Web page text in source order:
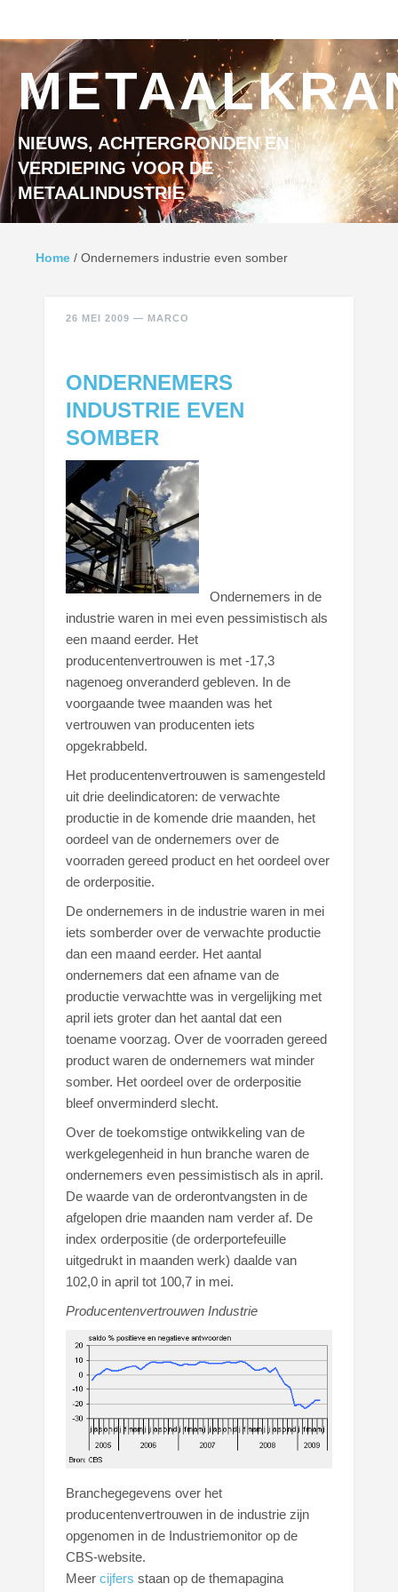
NIEUWS, ACHTERGRONDEN EN
VERDIEPING VOOR DE
METAALINDUSTRIE
Home / Ondernemers industrie even somber
26 MEI 2009 — MARCO
ONDERNEMERS
INDUSTRIE EVEN
SOMBER
Ondernemers in de
industrie waren in mei even pessimistisch als
een maand eerder. Het
producentenvertrouwen is met -17,3
nagenoeg onveranderd gebleven. In de
voorgaande twee maanden was het
vertrouwen van producenten iets
opgekrabbeld.
Het producentenvertrouwen is samengesteld
uit drie deelindicatoren: de verwachte
productie in de komende drie maanden, het
oordeel van de ondernemers over de
voorraden gereed product en het oordeel over
de orderpositie.
De ondernemers in de industrie waren in mei
iets somberder over de verwachte productie
dan een maand eerder. Het aantal
ondernemers dat een afname van de
productie verwachtte was in vergelijking met
april iets groter dan het aantal dat een
toename voorzag. Over de voorraden gereed
product waren de ondernemers wat minder
somber. Het oordeel over de orderpositie
bleef onverminderd slecht.
Over de toekomstige ontwikkeling van de
werkgelegenheid in hun branche waren de
ondernemers even pessimistisch als in april.
De waarde van de orderontvangsten in de
afgelopen drie maanden nam verder af. De
index orderpositie (de orderportefeuille
uitgedrukt in maanden werk) daalde van
102,0 in april tot 100,7 in mei.
Producentenvertrouwen Industrie
Branchegegevens over het
producentenvertrouwen in de industrie zijn
opgenomen in de Industriemonitor op de
CBS-website.
Meercijfers staan op de themapagina